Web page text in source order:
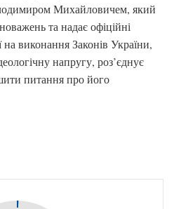
Михайловичем, який
та надає офіційні
на виконання Законів України,
напругу, роз’єднує
питання про його